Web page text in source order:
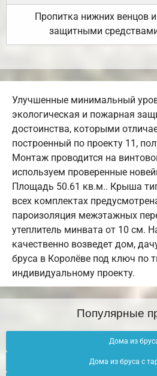
Пропитка нижних венцов
защитными
Улучшенные минимальный
экологическая и пожарная
достоинства, которыми
построенный по проекту 11,
Монтаж проводится на
используем проверенные
Площадь 50.61 кв.м.. Крыша
всех комплектах
пароизоляция межэтажных
утеплитель минвата от 10 см.
качественно возведет дом,
бруса в Королёве под ключ по
индивидуальному проекту.
Популярные
Дома из
Дома из бруса с